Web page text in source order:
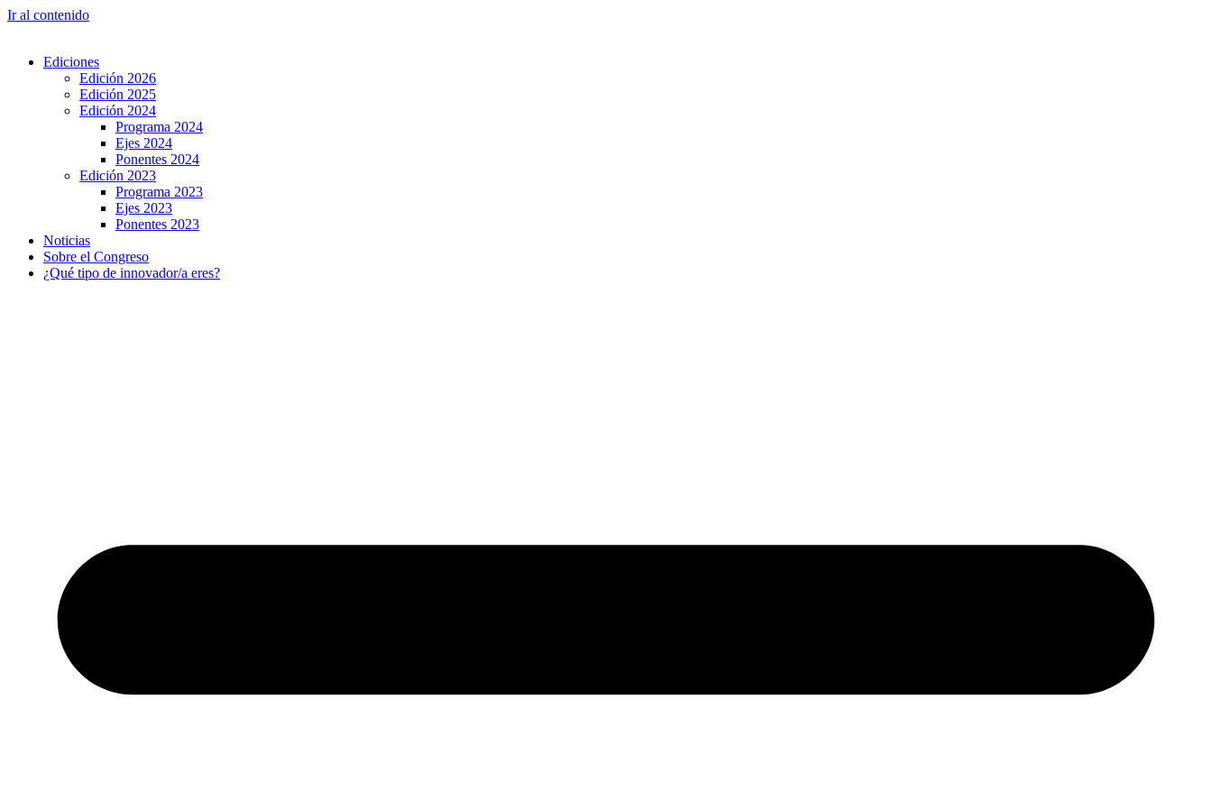
Ir al contenido
Ediciones
Edición 2026
Edición 2025
Edición 2024
Programa 2024
Ejes 2024
Ponentes 2024
Edición 2023
Programa 2023
Ejes 2023
Ponentes 2023
Noticias
Sobre el Congreso
¿Qué tipo de innovador/a eres?